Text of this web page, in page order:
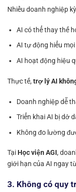
Nhiều doanh nghiệp
AI có thể thay thế
AI tự động hiểu
AI hoạt động hiệu
Thực tế, trợ lý AI
Doanh nghiệp dễ
Triển khai AI bị dở
Không đo lường
Tại Học viện AGI,
giới hạn của AI ngay
3. Không có quy